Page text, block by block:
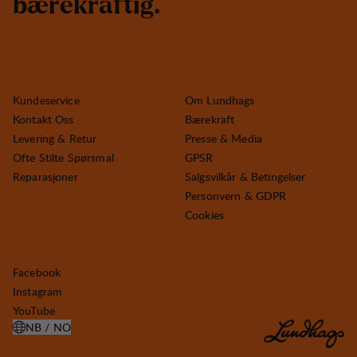
bærekraftig.
Kundeservice
Kontakt Oss
Levering & Retur
Ofte Stilte Spørsmal
Reparasjoner
Om Lundhags
Bærekraft
Presse & Media
GPSR
Salgsvilkår & Betingelser
Personvern & GDPR
Cookies
Facebook
Instagram
YouTube
NB / NO
ÅPNE VELG LAND